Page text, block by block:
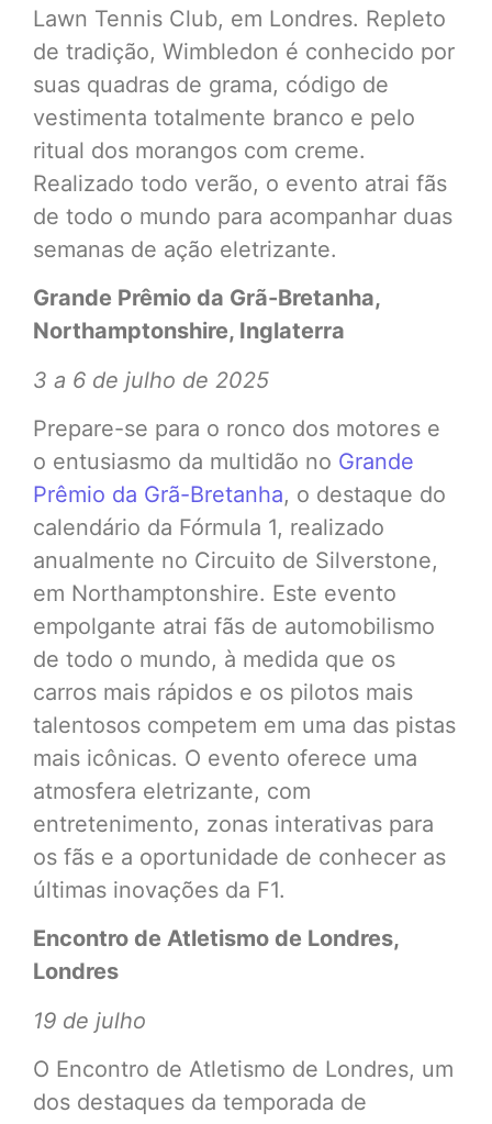
Lawn Tennis Club, em Londres. Repleto
de tradição, Wimbledon é conhecido por
suas quadras de grama, código de
vestimenta totalmente branco e pelo
ritual dos morangos com creme.
Realizado todo verão, o evento atrai fãs
de todo o mundo para acompanhar duas
semanas de ação eletrizante.
Grande Prêmio da Grã-Bretanha,
Northamptonshire, Inglaterra
3 a 6 de julho de 2025
Prepare-se para o ronco dos motores e
o entusiasmo da multidão no Grande
Prêmio da Grã-Bretanha, o destaque do
calendário da Fórmula 1, realizado
anualmente no Circuito de Silverstone,
em Northamptonshire. Este evento
empolgante atrai fãs de automobilismo
de todo o mundo, à medida que os
carros mais rápidos e os pilotos mais
talentosos competem em uma das pistas
mais icônicas. O evento oferece uma
atmosfera eletrizante, com
entretenimento, zonas interativas para
os fãs e a oportunidade de conhecer as
últimas inovações da F1.
Encontro de Atletismo de Londres,
Londres
19 de julho
O Encontro de Atletismo de Londres, um
dos destaques da temporada de